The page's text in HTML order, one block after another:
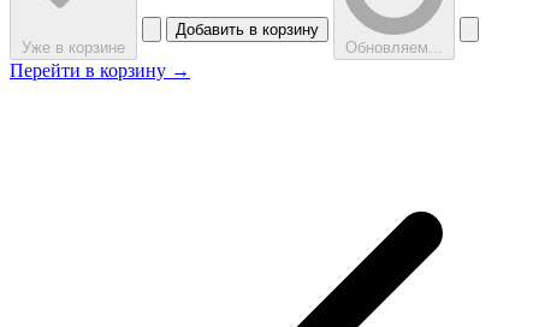
Уже в корзине
Добавить в корзину
Обновляем...
Перейти в корзину →